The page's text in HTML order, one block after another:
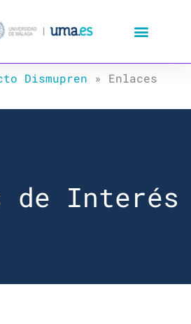
Dismupren » Enlaces
de Interés